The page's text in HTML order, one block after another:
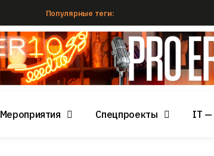
Популярные теги:
Мероприятия Спецпроекты IT —